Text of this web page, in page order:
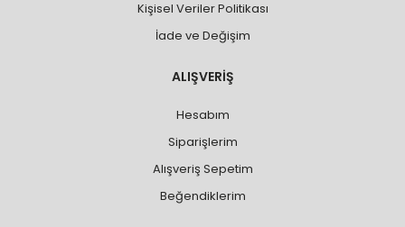
Kişisel Veriler Politikası
İade ve Değişim
ALIŞVERİŞ
Hesabım
Siparişlerim
Alışveriş Sepetim
Beğendiklerim